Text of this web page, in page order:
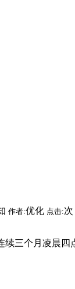
作者:优化 点击:次
个月凌晨四